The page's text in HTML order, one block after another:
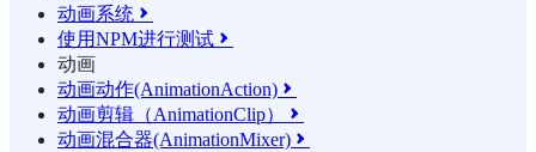
动画系统 
使用NPM进行测试 
动画
动画动作(AnimationAction) 
动画剪辑（AnimationClip） 
动画混合器(AnimationMixer) 